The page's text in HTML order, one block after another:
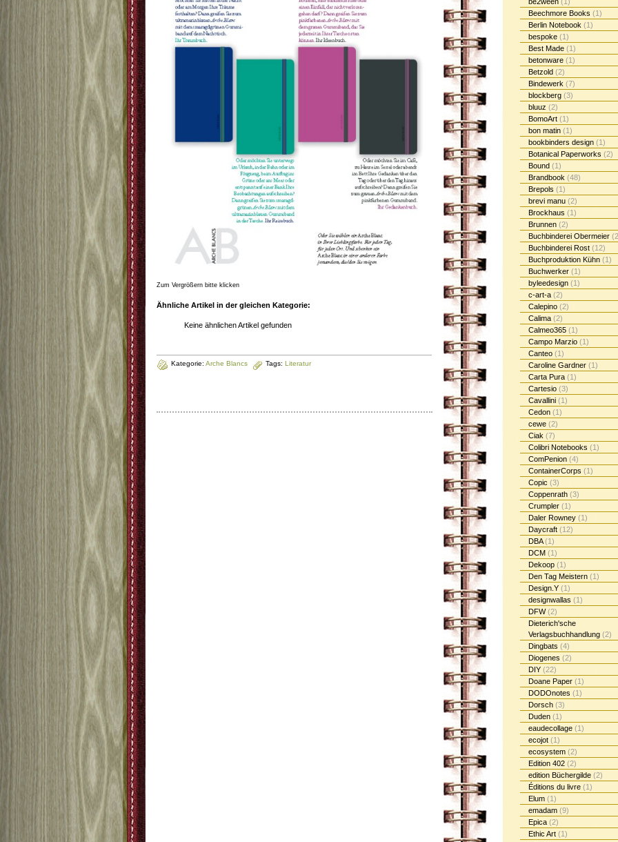
Zum Vergrößern bitte klicken
Ähnliche Artikel in der gleichen Kategorie:
Keine ähnlichen Artikel gefunden
Kategorie: Arche Blancs Tags: Literatur
Beechmore Books (1)
Berlin Notebook (1)
bespoke (1)
Best Made (1)
betonware (1)
Betzold (2)
Bindewerk (7)
blockberg (3)
bluuz (2)
BomoArt (1)
bon matin (1)
bookbinders design (1)
Botanical Paperworks (2)
Bound (1)
Brandbook (48)
Brepols (1)
brevi manu (2)
Brockhaus (1)
Brunnen (2)
Buchbinderei Obermeier
Buchbinderei Rost (12)
Buchproduktion Kühn (1)
Buchwerker (1)
byleedesign (1)
c-art-a (2)
Calepino (2)
Calima (2)
Calmeo365 (1)
Campo Marzio (1)
Canteo (1)
Caroline Gardner (1)
Carta Pura (1)
Cartesio (3)
Cavallini (1)
Cedon (1)
cewe (2)
Ciak (7)
Colibri Notebooks (1)
ComPenion (4)
ContainerCorps (1)
Copic (3)
Coppenrath (3)
Crumpler (1)
Daler Rowney (1)
Daycraft (12)
DBA(1)
DCM (1)
Dekoop (1)
Den Tag Meistern (1)
Design.Y (1)
designwallas (1)
DFW(2)
Dieterich'sche
Verlagsbuchhandlung (2)
Dingbats (4)
Diogenes (2)
DIY (22)
Doane Paper (1)
DODOnotes (1)
Dorsch (3)
Duden (1)
eaudecollage (1)
ecojot (1)
ecosystem (2)
Edition 402 (2)
edition Büchergilde (2)
Éditions du livre (1)
Elum (1)
emadam (9)
Epica (2)
Ethic Art (1)